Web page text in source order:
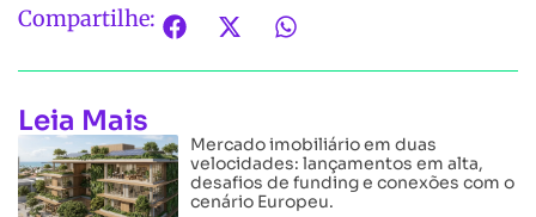
Compartilhe:
Leia Mais
Mercado imobiliário em duas
velocidades: lançamentos em alta,
desafios de funding e conexões com o
cenário Europeu.